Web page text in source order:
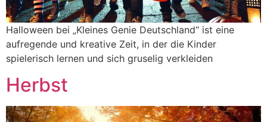
Halloween bei „Kleines Genie Deutschland“ ist eine
aufregende und kreative Zeit, in der die Kinder
spielerisch lernen und sich gruselig verkleiden
Herbst